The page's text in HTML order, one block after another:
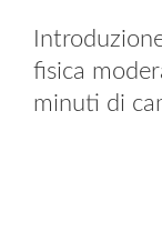
fisica
minuti di